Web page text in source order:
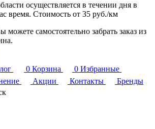
осуществляется в течении дня в
время. Стоимость от 35 руб./км
самостоятельно забрать заказ из
0 Корзина 0 Избранные
Акции Контакты
Бренды